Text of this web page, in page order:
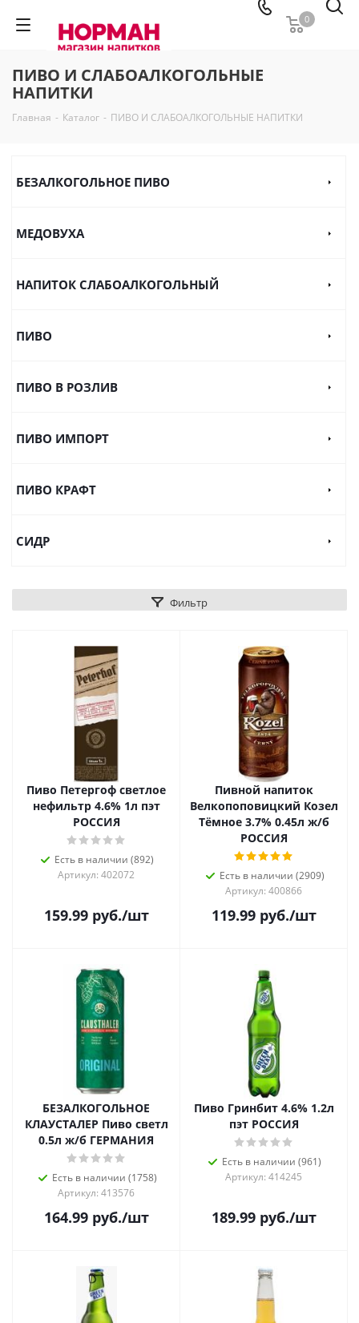
0
ПИВО И СЛАБОАЛКОГОЛЬНЫЕ
НАПИТКИ
Главная - Каталог - ПИВО И СЛАБОАЛКОГОЛЬНЫЕ НАПИТКИ
БЕЗАЛКОГОЛЬНОЕ ПИВО
МЕДОВУХА
НАПИТОК СЛАБОАЛКОГОЛЬНЫЙ
ПИВО
ПИВО В РОЗЛИВ
ПИВО ИМПОРТ
ПИВО КРАФТ
СИДР
Фильтр
Пиво Петергоф светлое
нефильтр 4.6% 1л пэт
РОССИЯ
Есть в наличии (892)
Артикул: 402072
159.99руб./шт
Пивной напиток
Велкопоповицкий Козел
Тёмное 3.7% 0.45л ж/б
РОССИЯ
Есть в наличии (2909)
Артикул: 400866
119.99руб./шт
БЕЗАЛКОГОЛЬНОЕ
КЛАУСТАЛЕР Пиво светл
0.5л ж/б ГЕРМАНИЯ
Есть в наличии (1758)
Артикул: 413576
164.99руб./шт
Пиво Гринбит 4.6% 1.2л
пэт РОССИЯ
Есть в наличии (961)
Артикул: 414245
189.99руб./шт